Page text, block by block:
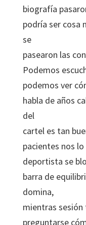
biografía
podría ser cosa
se
pasearon las
Podemos
podemos ver
habla de años
del
cartel es tan
pacientes nos
deportista se
barra de
domina,
mientras sesión
preguntarse